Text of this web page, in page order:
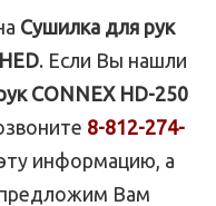
Сушилка для рук
. Если Вы нашли
CONNEX HD-250
8-812-274-
информацию, а
Вам